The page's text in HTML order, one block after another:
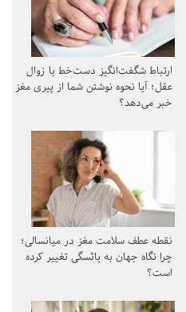
ارتباط شگفت‌انگیز دست‌خط با زوال
عقل؛ آیا نحوه نوشتن شما از پیری مغز
خبر می‌دهد؟
نقطه عطف سلامت مغز در میانسالی؛
چرا نگاه جهان به یائسگی تغییر کرده
است؟